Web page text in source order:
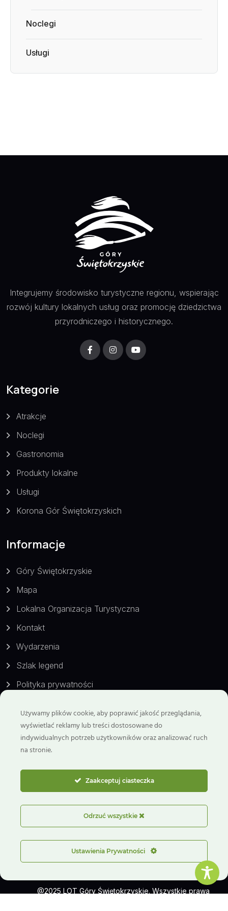
Noclegi
Usługi
Integrujemy środowisko turystyczne regionu, wspierając
rozwój kultury lokalnych usług oraz promocję dziedzictwa
przyrodniczego i historycznego.
Kategorie
Atrakcje
Noclegi
Gastronomia
Produkty lokalne
Usługi
Korona Gór Świętokrzyskich
Informacje
Góry Świętokrzyskie
Mapa
Lokalna Organizacja Turystyczna
Kontakt
Wydarzenia
Szlak legend
Polityka prywatności
Kontakt
Telefon:
biuro@goryswietokrzyskie.travel
ul. Benedyktyńska 6
26-006 Nowa Słupia
@2025 LOT Góry Świętokrzyskie. Wszystkie prawa
Używamy plików cookie, aby poprawić jakość przeglądania,
wyświetlać reklamy lub treści dostosowane do
indywidualnych potrzeb użytkowników oraz analizować ruch
na stronie.
Zaakceptuj ciasteczka
Odrzuć wszystkie
Ustawienia Prywatności